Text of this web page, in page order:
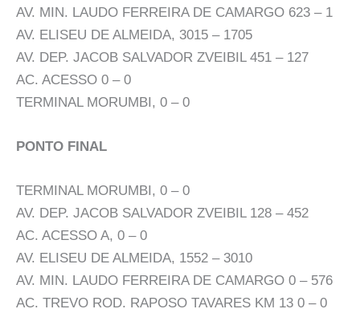
AV. MIN. LAUDO FERREIRA DE CAMARGO 623 – 1
AV. ELISEU DE ALMEIDA, 3015 – 1705
AV. DEP. JACOB SALVADOR ZVEIBIL 451 – 127
AC. ACESSO 0 – 0
TERMINAL MORUMBI, 0 – 0
PONTO FINAL
TERMINAL MORUMBI, 0 – 0
AV. DEP. JACOB SALVADOR ZVEIBIL 128 – 452
AC. ACESSO A, 0 – 0
AV. ELISEU DE ALMEIDA, 1552 – 3010
AV. MIN. LAUDO FERREIRA DE CAMARGO 0 – 576
AC. TREVO ROD. RAPOSO TAVARES KM 13 0 – 0